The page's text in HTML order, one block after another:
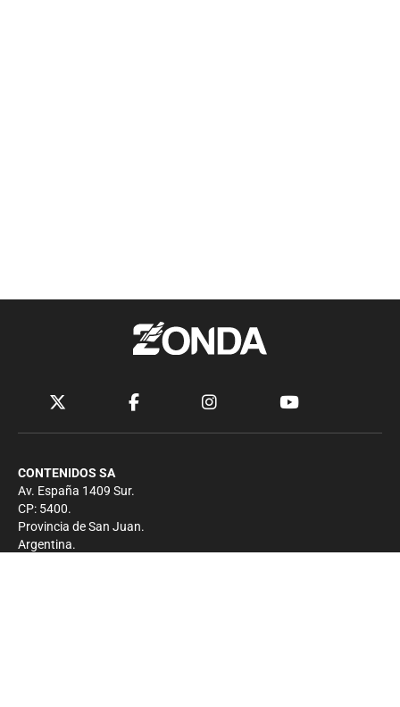
CONTENIDOS SA
Av. España 1409 Sur.
CP: 5400.
Provincia de San Juan.
Argentina.